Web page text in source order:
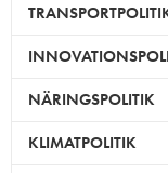
NÄRINGSPOLITIK
KLIMATPOLITIK